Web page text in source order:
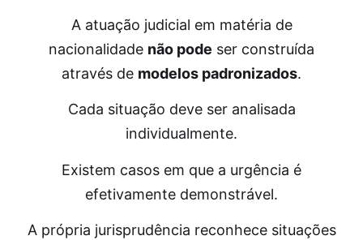
A atuação judicial em matéria de
nacionalidade não pode ser construída
através de modelos padronizados.
Cada situação deve ser analisada
individualmente.
Existem casos em que a urgência é
efetivamente demonstrável.
A própria jurisprudência reconhece situações